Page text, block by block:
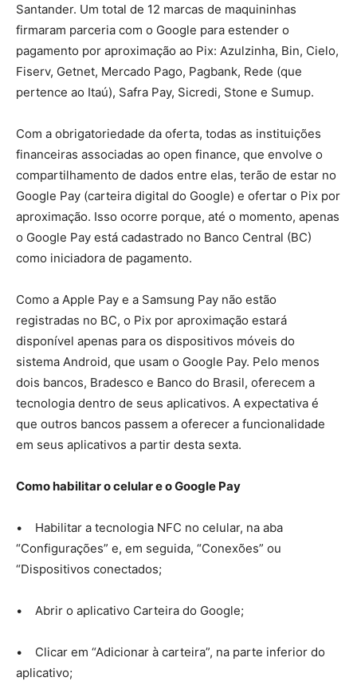
Santander. Um total de 12 marcas de maquininhas
firmaram parceria com o Google para estender o
pagamento por aproximação ao Pix: Azulzinha, Bin, Cielo,
Fiserv, Getnet, Mercado Pago, Pagbank, Rede (que
pertence ao Itaú), Safra Pay, Sicredi, Stone e Sumup.
Com a obrigatoriedade da oferta, todas as instituições
financeiras associadas ao open finance, que envolve o
compartilhamento de dados entre elas, terão de estar no
Google Pay (carteira digital do Google) e ofertar o Pix por
aproximação. Isso ocorre porque, até o momento, apenas
o Google Pay está cadastrado no Banco Central (BC)
como iniciadora de pagamento.
Como a Apple Pay e a Samsung Pay não estão
registradas no BC, o Pix por aproximação estará
disponível apenas para os dispositivos móveis do
sistema Android, que usam o Google Pay. Pelo menos
dois bancos, Bradesco e Banco do Brasil, oferecem a
tecnologia dentro de seus aplicativos. A expectativa é
que outros bancos passem a oferecer a funcionalidade
em seus aplicativos a partir desta sexta.
Como habilitar o celular e o Google Pay
• Habilitar a tecnologia NFC no celular, na aba
“Configurações” e, em seguida, “Conexões” ou
“Dispositivos conectados;
• Abrir o aplicativo Carteira do Google;
• Clicar em “Adicionar à carteira”, na parte inferior do
aplicativo;